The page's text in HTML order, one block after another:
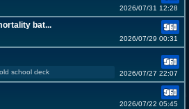
2026/07/31 12:28
bat...
2026/07/29 00:31
school deck 2026/07/27 22:07
2026/07/22 05:45